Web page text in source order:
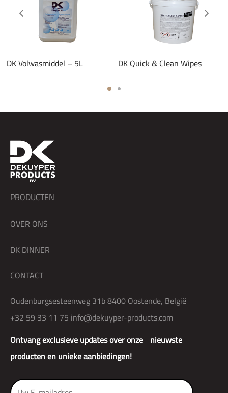
DK Volwasmiddel – 5L DK Quick & Clean Wipes
Ontvang exclusieve updates over onze nieuwste
producten en unieke aanbiedingen!
PRODUCTEN
OVER ONS
DK DINNER
CONTACT
Oudenburgsesteenweg 31b 8400 Oostende, België
+32 59 33 11 75 info@dekuyper-products.com